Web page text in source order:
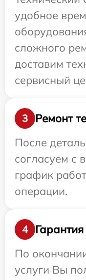
удобное
сложного
доставим
сервисный
3
Ремонт
После
согласуем с
график
операции.
4
Гарантия
По
услуги Вы